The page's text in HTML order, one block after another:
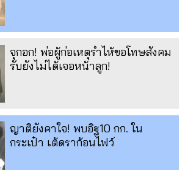
จุกอก! พ่อผู้ก่อเหตุร่ำไห้ขอโทษสังคม
รับยังไม่ได้เจอหน้าลูก!
ญาติยังคาใจ! พบอิฐ10 กก. ใน
กระเป๋า เต้ดราก้อนไฟว์